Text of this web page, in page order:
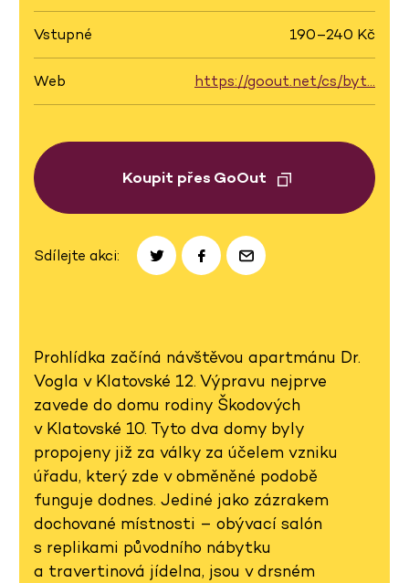
Vstupné 190–240 Kč
Web https://goout.net/cs/byt…
Koupit přes GoOut
Sdílejte akci:
Prohlídka začíná návštěvou apartmánu Dr.
Vogla v Klatovské 12. Výpravu nejprve
zavede do domu rodiny Škodových
v Klatovské 10. Tyto dva domy byly
propojeny již za války za účelem vzniku
úřadu, který zde v obměněné podobě
funguje dodnes. Jediné jako zázrakem
dochované místnosti – obývací salón
s replikami původního nábytku
a travertinová jídelna, jsou v drsném